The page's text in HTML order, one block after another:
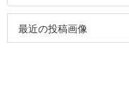
最近の投稿画像